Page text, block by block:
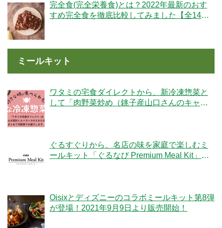
完全食(完全栄養食)とは？2022年最新のおす
すめ完全食を徹底比較してみました【全14
ミールキット
ワタミの宅食ダイレクトから、新冷凍惣菜と
して「肉野菜炒め（銚子産山口さんのキャベ
ぐるすぐりから、名店の味を家庭で楽しむミ
ールキット「ぐるなび Premium Meal Kit」シ
Oisixとディズニーのコラボミールキット第8弾
が登場！2021年9月9日より販売開始！